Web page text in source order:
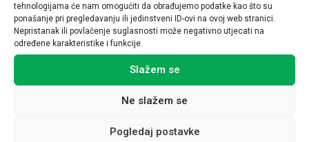
tehnologijama će nam omogućiti da obrađujemo podatke kao što su
ponašanje pri pregledavanju ili jedinstveni ID-ovi na ovoj web stranici.
Nepristanak ili povlačenje suglasnosti može negativno utjecati na
određene karakteristike i funkcije.
Slažem se
Ne slažem se
Pogledaj postavke
Povezani proizvodi